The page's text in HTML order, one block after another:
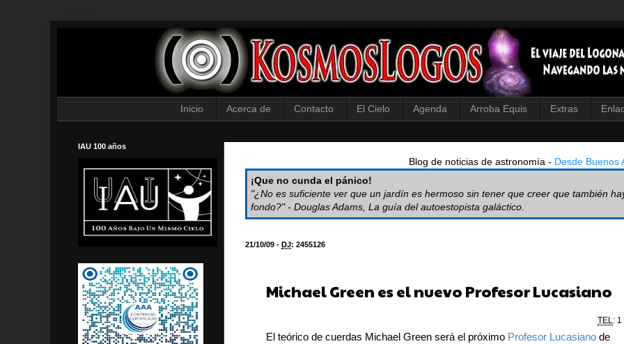
Inicio Acerca de Contacto El Cielo Agenda Arroba Equis Extras
Blog de noticias de astronomía - Desde Buenos
¡Que no cunda el pánico!
"¿No es suficiente ver que un jardín es hermoso sin tener que creer que también
fondo?" - Douglas Adams, La guía del autoestopista galáctico.
21/10/09 - DJ: 2455126
Michael Green es el nuevo Profesor Lucasiano
TEL:
El teórico de cuerdas Michael Green será el próximo Profesor Lucasiano de
IAU 100 años